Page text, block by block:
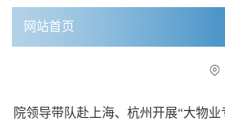
网站首页
院领导带队赴上海、杭州开展“大物